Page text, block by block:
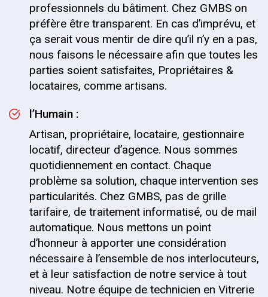
professionnels du bâtiment. Chez GMBS on
préfère être transparent. En cas d’imprévu, et
ça serait vous mentir de dire qu’il n’y en a pas,
nous faisons le nécessaire afin que toutes les
parties soient satisfaites, Propriétaires &
locataires, comme artisans.
l’Humain :
Artisan, propriétaire, locataire, gestionnaire
locatif, directeur d’agence. Nous sommes
quotidiennement en contact. Chaque
problème sa solution, chaque intervention ses
particularités. Chez GMBS, pas de grille
tarifaire, de traitement informatisé, ou de mail
automatique. Nous mettons un point
d’honneur à apporter une considération
nécessaire à l’ensemble de nos interlocuteurs,
et à leur satisfaction de notre service à tout
niveau. Notre équipe de technicien en Vitrerie